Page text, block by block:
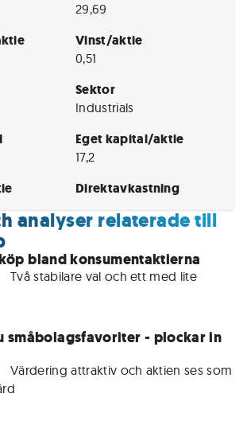
29,69
Vinst/aktie
0,51
Sektor
Industrials
Eget kapital/aktie
17,2
Direktavkastning
analyser relaterade till
bland konsumentaktierna
• Två stabilare val och ett med lite
småbolagsfavoriter - plockar in
• Värdering attraktiv och aktien ses som